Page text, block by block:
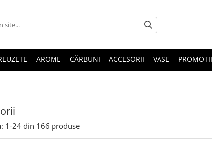
AROME CĂRBUNI ACCESORII VASE PROMOTII
1-24 din 166 produse